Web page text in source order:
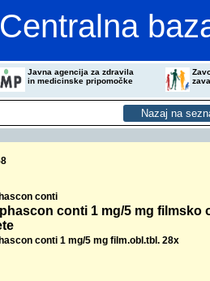
Centralna
Javna agencija za zdravila
in medicinske pripomočke
conti
conti 1 mg/5 mg filmsko
conti 1 mg/5 mg film.obl.tbl. 28x